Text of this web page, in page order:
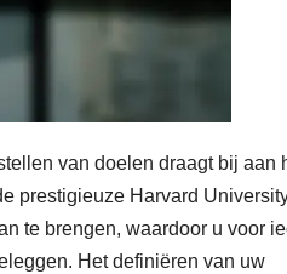
van doelen draagt bij aan
prestigieuze Harvard
te brengen, waardoor u voor
Het definiëren van uw